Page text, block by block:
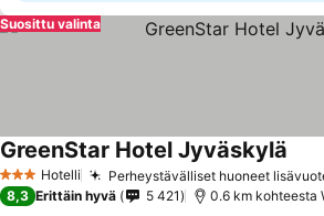
Suosittu valinta
3 Tähtiluokitus
Hotelli Perheystävälliset huoneet
GreenStar Hotel Jyväskylä
8,3 Erittäin hyvä 5 421 0.6 km kohteesta